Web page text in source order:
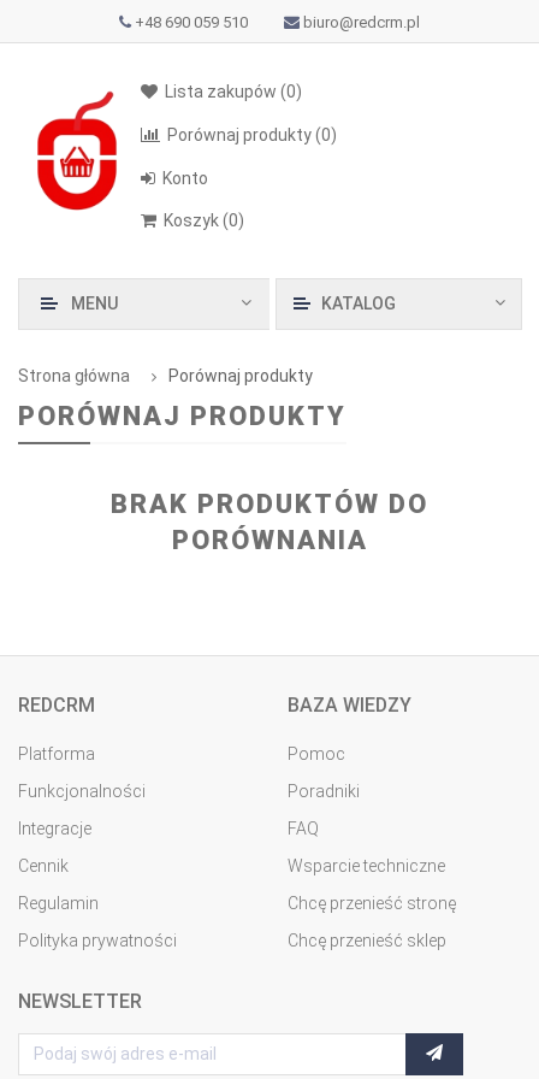
+48 690 059 510 biuro@redcrm.pl
Lista zakupów (0)
Porównaj produkty(0)
Konto
Koszyk(0)
KATALOG
MENU
Strona główna Porównaj produkty
PORÓWNAJ PRODUKTY
BRAK PRODUKTÓW DO
PORÓWNANIA
REDCRM
Platforma
Funkcjonalności
Integracje
Cennik
Regulamin
Polityka prywatności
BAZA WIEDZY
Pomoc
Poradniki
FAQ
Wsparcie techniczne
Chcę przenieść stronę
Chcę przenieść sklep
NEWSLETTER